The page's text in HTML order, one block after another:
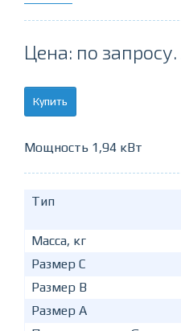
Цена: по запросу.
Купить
Мощность 1,94 кВт
Тип
Масса, кг
Размер C
Размер B
Размер A